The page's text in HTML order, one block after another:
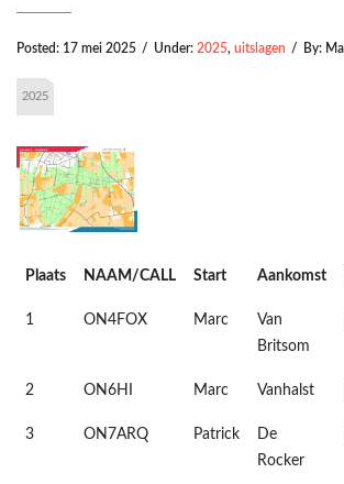
Posted: 17 mei 2025 / Under: 2025, uitslagen / By:
2025
Plaats NAAM/CALL Start Aankomst
1 ON4FOX Marc
Van
Britsom
2 ON6HI Marc Vanhalst
3 ON7ARQ Patrick
De
Rocker